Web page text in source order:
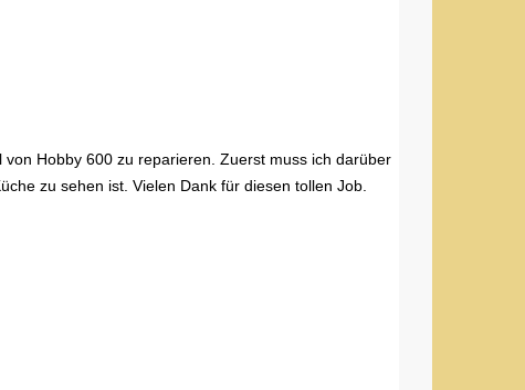
Hobby 600 zu reparieren. Zuerst muss ich darüber
zu sehen ist. Vielen Dank für diesen tollen Job.